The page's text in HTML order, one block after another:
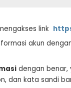
link
akun
dengan benar,
dan kata sandi